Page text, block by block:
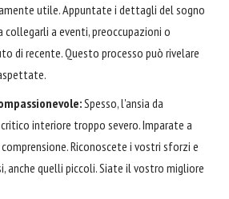
utile. Appuntate i dettagli del sogno
collegarli a eventi, preoccupazioni o
di recente. Questo processo può rivelare
Spesso, l'ansia da
interiore troppo severo. Imparate a
Riconoscete i vostri sforzi e
anche quelli piccoli. Siate il vostro migliore